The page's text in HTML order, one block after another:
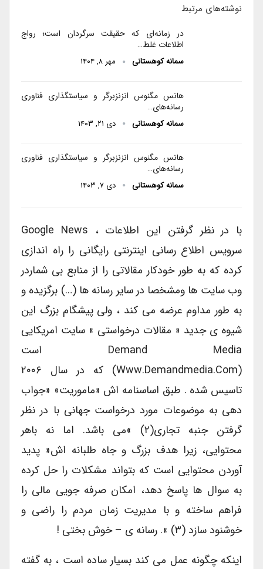
نوشته‌های مرتبط
در زمانه‌ای که حقیقت سرگردان است؛ رواج
اطلاعات غلط…
سمانه کوهستانی مهر ۸, ۱۴۰۴
هانس مگنوس انزنزبرگر و سیاستگذاری فناوری
رسانه‌های…
سمانه کوهستانی دی ۲۱, ۱۴۰۳
هانس مگنوس انزنزبرگر و سیاستگذاری فناوری
رسانه‌های…
سمانه کوهستانی دی ۷, ۱۴۰۳
با در نظر گرفتن این اطلاعات ، Google News
سرویس اطلاع رسانی اینترنتی رایگانی را راه اندازی
کرده که به طور خودکار مقالاتی را از منابع بی شماردر
وب سایت ها ومشخصا در سایر رسانه ها (…) برگزیده و
به طور مداوم عرضه می کند ، ولی پیشگام بزرگ این
شیوه ی جدید « مقالات درخواستی » سایت امریکایی
Demand Media است
(www.demandmedia.com) که در سال ۲۰۰۶
تاسیس شده . طبق اساسنامه اش «ماموریت» «جواب
دهی به موضوعات مورد درخواست جهانی با در نظر
گرفتن جنبه تجاری(۲) »می باشد. اما نه باهر
محتوایی، زیرا هدف بزرگ و جاه طلبانه اش« پدید
آوردن محتوایی است که بتواند مشکلات را حل کرده
به سوال ها پاسخ دهد، امکان صرفه جویی مالی را
فراهم ساخته و با مدیریت زمان مردم را راضی و
خوشنود سازد (۳) ». رسانه ی – خوش بختی !
اینکه چگونه عمل می کند بسیار ساده است ، به گفته